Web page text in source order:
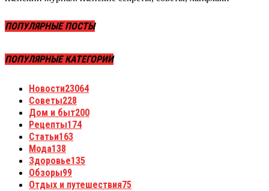
ПОПУЛЯРНЫЕ ПОСТЫ
ПОПУЛЯРНЫЕ КАТЕГОРИИ
Новости23064
Советы228
Дом и быт200
Рецепты174
Статьи163
Мода138
Здоровье135
Обзоры99
Отдых и путешествия75